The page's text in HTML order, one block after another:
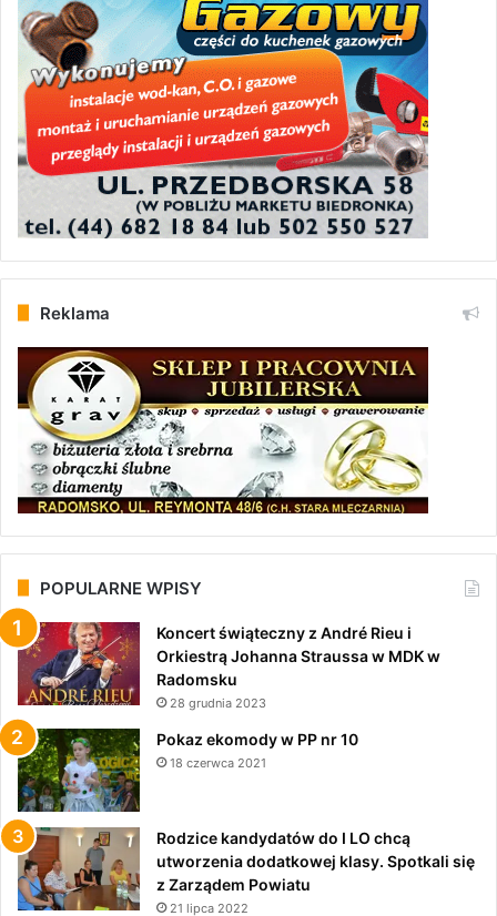
Reklama
POPULARNE WPISY
Koncert świąteczny z André Rieu i
Orkiestrą Johanna Straussa w MDK w
Radomsku
28 grudnia 2023
Pokaz ekomody w PP nr 10
18 czerwca 2021
Rodzice kandydatów do I LO chcą
utworzenia dodatkowej klasy. Spotkali się
z Zarządem Powiatu
21 lipca 2022